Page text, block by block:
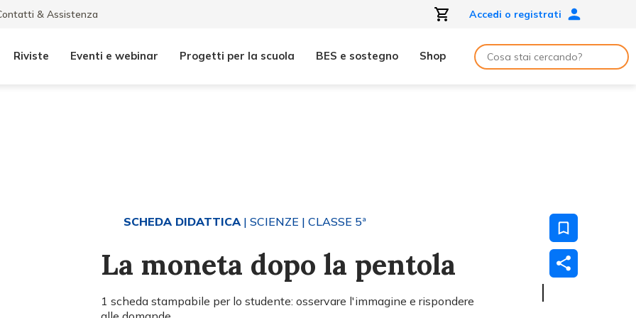
& Assistenza Accedi o registrati
Riviste Eventi e webinar Progetti per la scuola BES e sostegno Shop
SCHEDA DIDATTICA| SCIENZE | CLASSE 5ª
La moneta dopo la pentola
1 scheda stampabile per lo studente: osservare l'immagine e rispondere